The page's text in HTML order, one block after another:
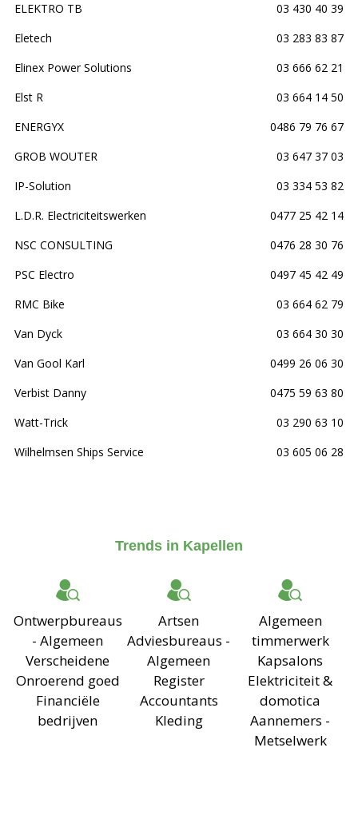
ELEKTRO TB
03 430 40 39
Eletech
03 283 83 87
Elinex Power Solutions
03 666 62 21
Elst R
03 664 14 50
ENERGYX
0486 79 76 67
GROB WOUTER
03 647 37 03
IP-Solution
03 334 53 82
L.D.R. Electriciteitswerken
0477 25 42 14
NSC CONSULTING
0476 28 30 76
PSC Electro
0497 45 42 49
RMC Bike
03 664 62 79
Van Dyck
03 664 30 30
Van Gool Karl
0499 26 06 30
Verbist Danny
0475 59 63 80
Watt-Trick
03 290 63 10
Wilhelmsen Ships Service
03 605 06 28
Trends in Kapellen
Ontwerpbureaus
- Algemeen
Verscheidene
Onroerend goed
Financiële
bedrijven
Artsen
Adviesbureaus -
Algemeen
Register
Accountants
Kleding
Algemeen
timmerwerk
Kapsalons
Elektriciteit &
domotica
Aannemers -
Metselwerk